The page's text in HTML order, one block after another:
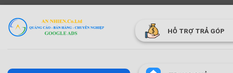
qua
HỖ TRỢ TRẢ GÓP